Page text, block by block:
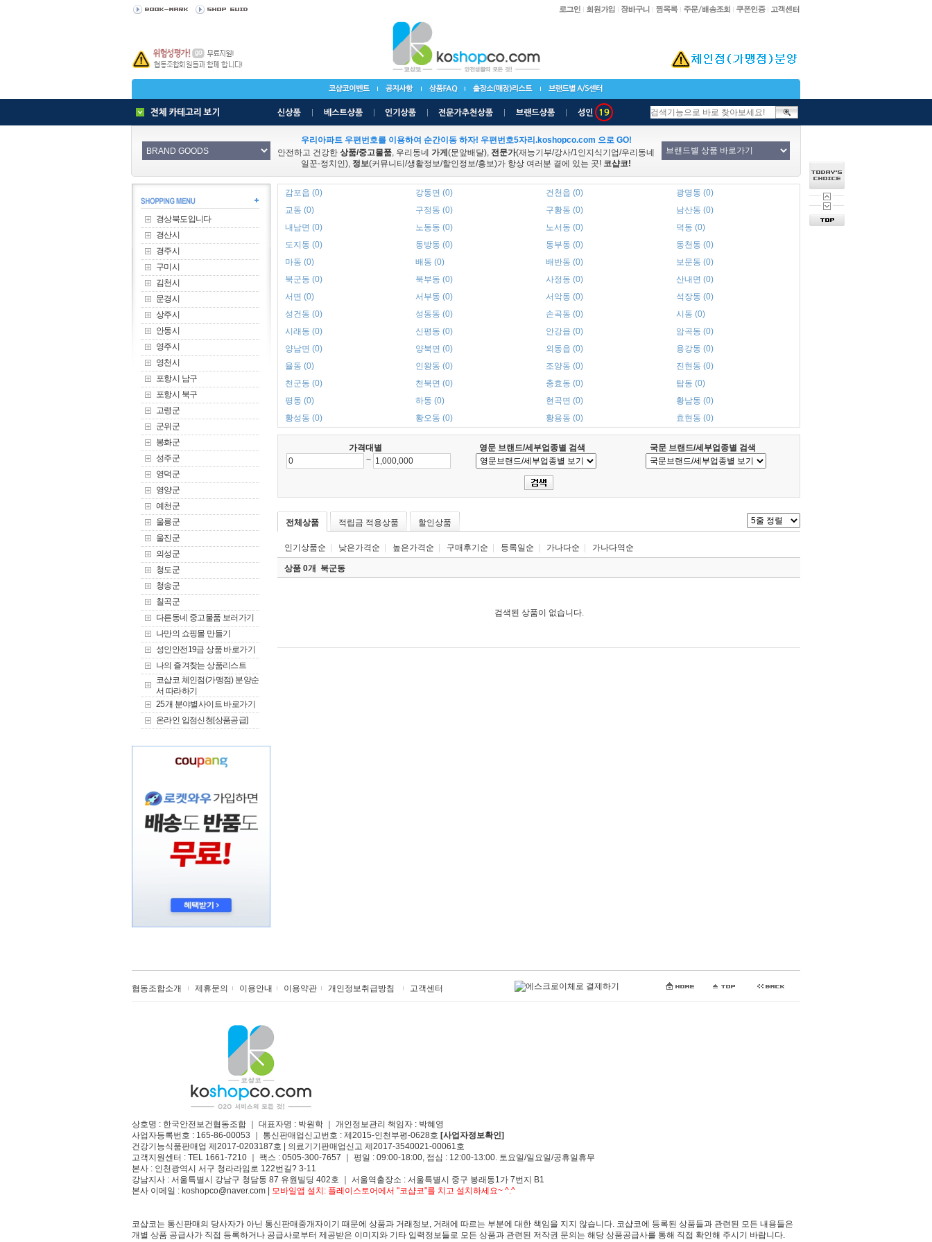
우리아파트 우편번호를 이용하여 순간이동 하자! 우편번호5자리.koshopco.com 으로 GO!
안전하고 건강한 상품/중고물품, 우리동네 가게 (문앞배달), 전문가(재능기부/강사/1인지식기업/우리동네
일꾼-정치인), 정보(커뮤니티/생활정보/할인정보/홍보)가 항상 여러분 곁에 있는 곳! 코샵코!
경상북도입니다
경산시
경주시
구미시
김천시
문경시
상주시
안동시
영주시
영천시
포항시 남구
포항시 북구
고령군
군위군
봉화군
성주군
영덕군
영양군
예천군
울릉군
울진군
의성군
청도군
청송군
칠곡군
다른동네 중고물품 보러가기
나만의 쇼핑몰 만들기
성인안전19금 상품 바로가기
나의 즐겨찾는 상품리스트
코샵코 체인점(가맹점) 분양순
서 따라하기
25개 분야별사이트 바로가기
온라인 입점신청[상품공급]
감포읍 (0) 강동면 (0) 건천읍 (0)
광명동 (0)
교동 (0)
구정동 (0) 구황동 (0)
남산동 (0)
내남면 (0)
노동동 (0) 노서동 (0)
덕동 (0)
도지동 (0)
동방동 (0) 동부동 (0)
동천동 (0)
마동 (0)
배동 (0) 배반동 (0)
보문동 (0)
북군동 (0)
북부동 (0) 사정동 (0)
산내면 (0)
서면 (0)
서부동 (0) 서악동 (0)
석장동 (0)
성건동 (0)
성동동 (0) 손곡동 (0)
시동 (0)
시래동 (0)
신평동 (0) 안강읍 (0)
암곡동 (0)
양남면 (0)
양북면 (0) 외동읍 (0)
용강동 (0)
율동 (0)
인왕동 (0) 조양동 (0)
진현동 (0)
천군동 (0)
천북면 (0) 충효동 (0)
탑동 (0)
평동 (0)
하동 (0) 현곡면 (0)
황남동 (0)
황성동 (0)
황오동 (0) 황용동 (0) 효현동 (0)
가격대별 영문 브랜드/세부업종별 검색
국문 브랜드/세부업종별 검색
~
전체상품 적립금 적용상품 할인상품
인기상품순 낮은가격순 높은가격순 구매후기순 등록일순 가나다순 가나다역순
상품 0개 북군동
검색된 상품이 없습니다.
협동조합소개 제휴문의 이용안내 이용약관 개인정보취급방침 고객센터
상호명 : 한국안전보건협동조합 ｜ 대표자명 : 박원학 ｜ 개인정보관리 책임자 : 박혜영
사업자등록번호 : 165-86-00053 ｜ 통신판매업신고번호 : 제2015-인천부평-0628호 [사업자정보확인]
건강기능식품판매업 제2017-0203187호 | 의료기기판매업신고 제2017-3540021-00061호
고객지원센터 : TEL 1661-7210 ｜ 팩스 : 0505-300-7657 ｜ 평일 : 09:00-18:00, 점심 : 12:00-13:00. 토요일/일요일/공휴일휴무
본사 : 인천광역시 서구 청라라임로 122번길? 3-11
강남지사 : 서울특별시 강남구 청담동 87 유원빌딩 402호 ｜ 서울역출장소 : 서울특별시 중구 봉래동1가 7번지 B1
본사 이메일 : koshopco@naver.com | 모바일앱 설치: 플레이스토어에서 "코샵코"를 치고 설치하세요~ ^.^
코샵코는 통신판매의 당사자가 아닌 통신판매중개자이기 때문에 상품과 거래정보, 거래에 따르는 부분에 대한 책임을 지지 않습니다. 코샵코에 등록된 상품들과 관련된 모든 내용들은
개별 상품 공급사가 직접 등록하거나 공급사로부터 제공받은 이미지와 기타 입력정보들로 모든 상품과 관련된 저작권 문의는 해당 상품공급사를 통해 직접 확인해 주시기 바랍니다.​